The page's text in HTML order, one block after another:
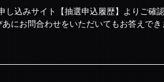
込みサイト【抽選申込履歴】よりご確
にお問合わせをいただいてもお答えで